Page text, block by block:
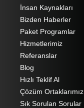
İnsan Kaynakları
Bizden Haberler
Paket Programlar
Hizmetlerimiz
Referanslar
Blog
Hızlı Teklif Al
Çözüm Ortaklarımız
Sık Sorulan Sorular